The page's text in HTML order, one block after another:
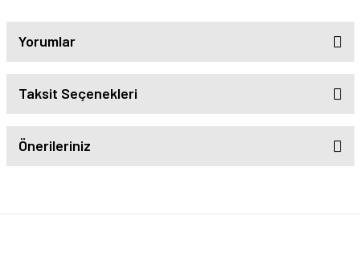
Yorumlar
Taksit Seçenekleri
Önerileriniz